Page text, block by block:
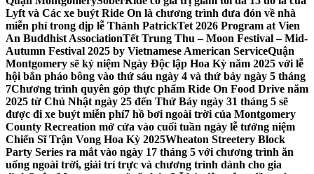
Lyft và Các xe buýt Ride On là chương trình đưa đón về nhà
miễn phí trong dịp lễ Thánh PatrickTet 2026 Program at Vien
An Buddhist AssociationTết Trung Thu – Moon Festival – Mid-
Autumn Festival 2025 by Vietnamese American ServiceQuận
Montgomery sẽ kỷ niệm Ngày Độc lập Hoa Kỳ năm 2025 với lễ
hội bắn pháo bông vào thứ sáu ngày 4 và thứ bảy ngày 5 tháng
7Chương trình quyên góp thực phẩm Ride On Food Drive năm
2025 từ Chủ Nhật ngày 25 đến Thứ Bảy ngày 31 tháng 5 sẽ
được đi xe buýt miễn phí7 hồ bơi ngoài trời của Montgomery
County Recreation mở cửa vào cuối tuần ngày lễ tưởng niệm
Chiến Sĩ Trận Vong Hoa Kỳ 2025Wheaton Streetery Block
Party Series ra mắt vào ngày 17 tháng 5 với chương trình ăn
uống ngoài trời, giải trí trực và chương trình dành cho gia